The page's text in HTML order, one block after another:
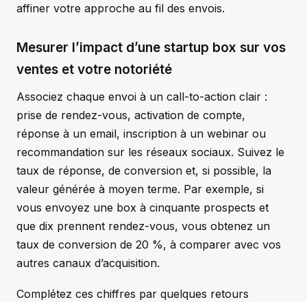
affiner votre approche au fil des envois.
Mesurer l’impact d’une startup box sur vos
ventes et votre notoriété
Associez chaque envoi à un call-to-action clair :
prise de rendez-vous, activation de compte,
réponse à un email, inscription à un webinar ou
recommandation sur les réseaux sociaux. Suivez le
taux de réponse, de conversion et, si possible, la
valeur générée à moyen terme. Par exemple, si
vous envoyez une box à cinquante prospects et
que dix prennent rendez-vous, vous obtenez un
taux de conversion de 20 %, à comparer avec vos
autres canaux d’acquisition.
Complétez ces chiffres par quelques retours